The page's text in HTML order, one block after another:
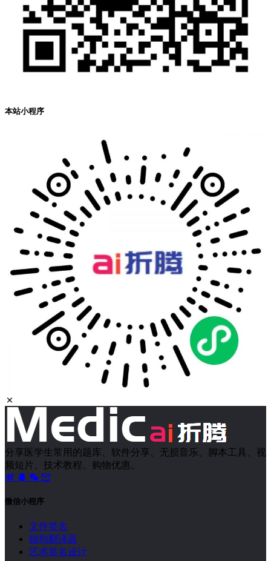
本站小程序
分享医学生常用的题库、软件分享、无损音乐、脚本工具、视
频短片、技术教程、购物优惠。
微信小程序
文件签名
猫狗翻译器
艺术签名设计